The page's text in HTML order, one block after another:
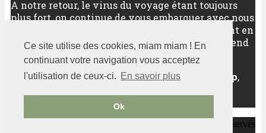
Ce site utilise des cookies, miam miam ! En
continuant votre navigation vous acceptez
l'utilisation de ceux-ci. En savoir plus
Ok
A notre retour, le virus du voyage étant toujours
plus fort, on continue de vous embarquer avec nous
vers nos meilleures destinations, qu'elles soient en
Asie (ou pas), qu'elles soient sur un long week-end
ou sur plusieurs semaines.
Au programme :découverte d'un pays city trip,
- Tous droits réservés